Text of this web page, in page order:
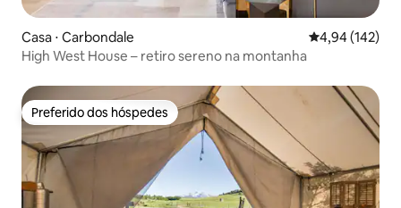
Casa ⋅ Carbondale 4,94 de uma
4,94 (142)
High West House – retiro sereno na montanha
Preferido dos hóspedes
Preferido dos hóspedes